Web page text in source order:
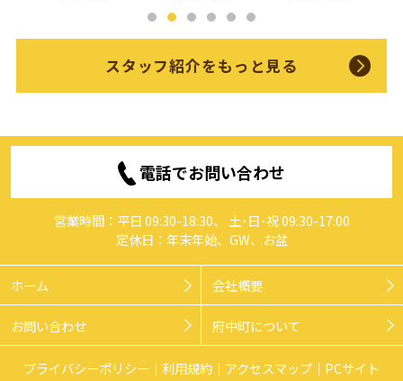
スタッフ紹介をもっと見る
電話でお問い合わせ
営業時間：平日 09:30-18:30、 土･日･祝 09:30-17:00
定休日：年末年始、GW、お盆
ホーム 会社概要
お問い合わせ 府中町について
プライバシーポリシー 利用規約 アクセスマップ
PCサイト